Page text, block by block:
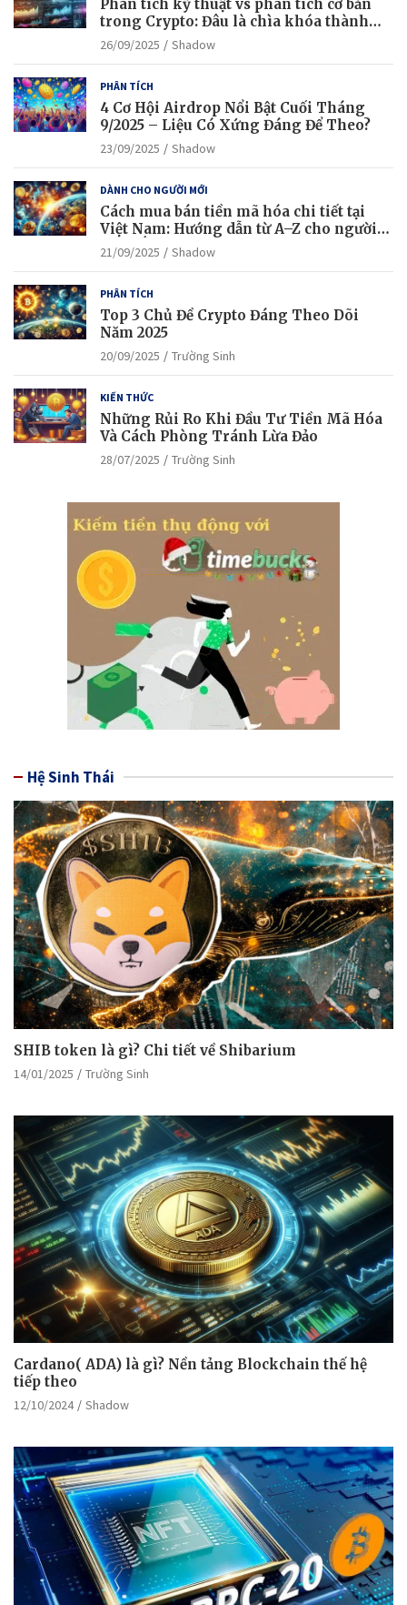
Phân tích kỹ thuật vs phân tích cơ bản
trong Crypto: Đâu là chìa khóa thành
công?
26/09/2025 Shadow
PHÂN TÍCH
4 Cơ Hội Airdrop Nổi Bật Cuối Tháng
9/2025 – Liệu Có Xứng Đáng Để Theo?
23/09/2025 Shadow
DÀNH CHO NGƯỜI MỚI
Cách mua bán tiền mã hóa chi tiết tại
Việt Nam: Hướng dẫn từ A–Z cho người
mới bắt đầu
21/09/2025 Shadow
PHÂN TÍCH
Top 3 Chủ Đề Crypto Đáng Theo Dõi
Năm 2025
20/09/2025 Trường Sinh
KIẾN THỨC
Những Rủi Ro Khi Đầu Tư Tiền Mã Hóa
Và Cách Phòng Tránh Lừa Đảo
28/07/2025 Trường Sinh
Hệ Sinh Thái
SHIB token là gì? Chi tiết về Shibarium
14/01/2025 Trường Sinh
Cardano( ADA) là gì? Nền tảng Blockchain thế hệ
tiếp theo
12/10/2024 Shadow